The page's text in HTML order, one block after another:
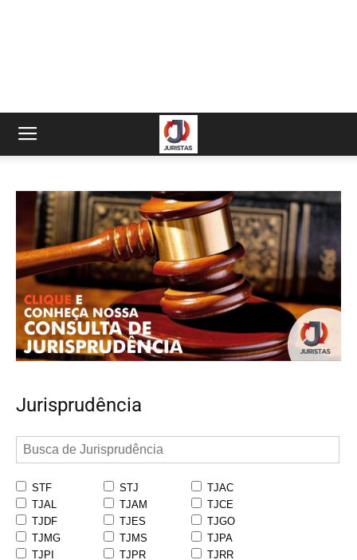
Jurisprudência
STF STJ
TJAC
TJAL
TJAM
TJCE
TJDF
TJES
TJGO
TJMG
TJMS
TJPA
TJPI
TJPR
TJRR